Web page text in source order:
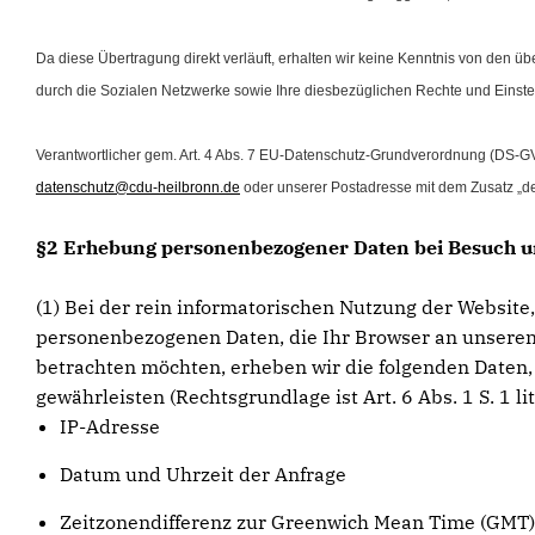
Da diese Übertragung direkt verläuft, erhalten wir keine Kenntnis von den
durch die Sozialen Netzwerke sowie Ihre diesbezüglichen Rechte und
Verantwortlicher gem. Art. 4 Abs. 7 EU-Datenschutz-Grundverordnung
datenschutz@cdu-heilbronn.de oder unserer Postadresse mit dem Zusatz
§2 Erhebung personenbezogener Daten bei Besuch
(1) Bei der rein informatorischen Nutzung der
personenbezogenen Daten, die Ihr Browser an
betrachten möchten, erheben wir die folgenden
gewährleisten (Rechtsgrundlage ist Art. 6 Abs. 1 S. 1
IP-Adresse
Datum und Uhrzeit der Anfrage
Zeitzonendifferenz zur Greenwich Mean Time (GMT)